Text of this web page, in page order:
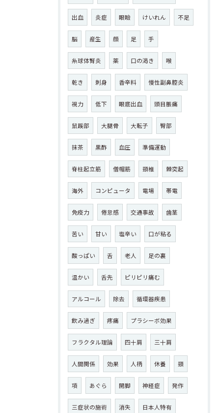
出血 炎症 眼瞼 けいれん 不足
脳 産生 顔 足 手
糸球体腎炎 薬 口の渇き 喉
乾き 刺身 香辛料 慢性副鼻腔炎
視力 低下 眼底出血 頭目脹痛
鼠蹊部 大腿骨 大転子 臀部
抹茶 黒酢 血圧 準備運動
脊柱起立筋 僧帽筋 頸椎 棘突起
海外 コンピュータ 電場 帯電
免疫力 倦怠感 交通事故 歯茎
苦い 甘い 塩辛い 口が粘る
酸っぱい 舌 老人 足の裏
温かい 舌先 ピリピリ痛む
アルコール 除去 循環器疾患
飲み過ぎ 疼痛 プラシーボ効果
フラクタル理論 四十肩 三十肩
人間関係 効果 人柄 休養 頸
項 あぐら 開脚 神経症 発作
三症状の施術 消失 日本人特有